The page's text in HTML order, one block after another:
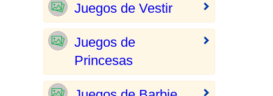
Juegos de Vestir
Juegos de
Princesas